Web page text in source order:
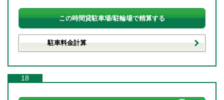
この時間貸駐車場/駐輪場で精算する
駐車料金計算
18